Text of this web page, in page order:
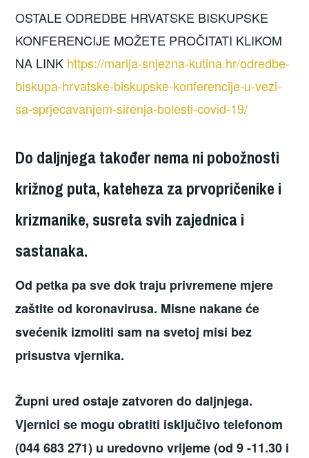
OSTALE ODREDBE HRVATSKE BISKUPSKE
KONFERENCIJE MOŽETE PROČITATI KLIKOM
NA LINK https://marija-snjezna-kutina.hr/odredbe-
biskupa-hrvatske-biskupske-konferencije-u-vezi-
sa-sprjecavanjem-sirenja-bolesti-covid-19/
Do daljnjega također nema ni pobožnosti
križnog puta, kateheza za prvopričenike i
krizmanike, susreta svih zajednica i
sastanaka.
Od petka pa sve dok traju privremene mjere
zaštite od koronavirusa. Misne nakane će
svećenik izmoliti sam na svetoj misi bez
prisustva vjernika.
Župni ured ostaje zatvoren do daljnjega.
Vjernici se mogu obratiti isključivo telefonom
(044 683 271) u uredovno vrijeme (od 9 -11.30 i